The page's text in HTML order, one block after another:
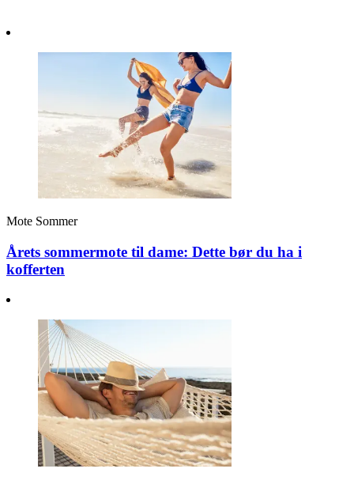
Mote Sommer
Årets sommermote til dame: Dette bør du ha i
kofferten